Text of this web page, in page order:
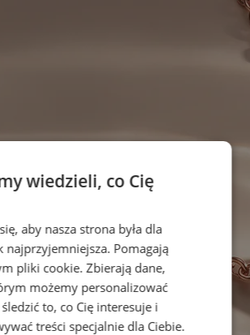
wiedzieli, co Cię
aby nasza strona była dla
najprzyjemniejsza. Pomagają
pliki cookie. Zbierają dane,
możemy personalizować
to, co Cię interesuje i
treści specjalnie dla Ciebie.